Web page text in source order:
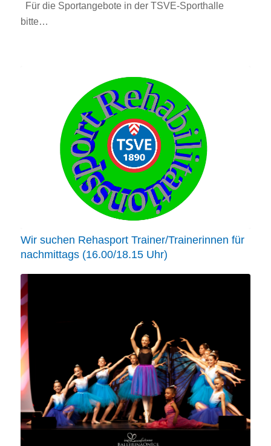
Für die Sportangebote in der TSVE-Sporthalle
bitte…
Wir suchen Rehasport Trainer/Trainerinnen für
nachmittags (16.00/18.15 Uhr)